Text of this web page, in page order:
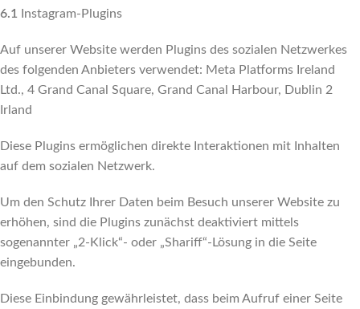
6.1 Instagram-Plugins
Auf unserer Website werden Plugins des sozialen Netzwerkes
des folgenden Anbieters verwendet: Meta Platforms Ireland
Ltd., 4 Grand Canal Square, Grand Canal Harbour, Dublin 2
Irland
Diese Plugins ermöglichen direkte Interaktionen mit Inhalten
auf dem sozialen Netzwerk.
Um den Schutz Ihrer Daten beim Besuch unserer Website zu
erhöhen, sind die Plugins zunächst deaktiviert mittels
sogenannter „2-Klick“- oder „Shariff“-Lösung in die Seite
eingebunden.
Diese Einbindung gewährleistet, dass beim Aufruf einer Seite